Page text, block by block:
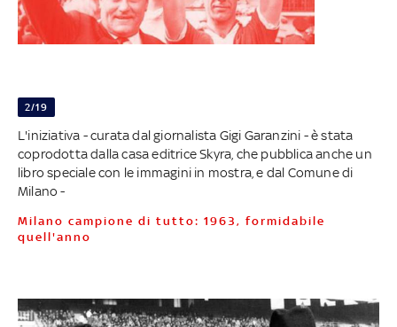
2/19
L'iniziativa - curata dal giornalista Gigi Garanzini - è stata
coprodotta dalla casa editrice Skyra, che pubblica anche un
libro speciale con le immagini in mostra, e dal Comune di
Milano -
Milano campione di tutto: 1963, formidabile
quell'anno